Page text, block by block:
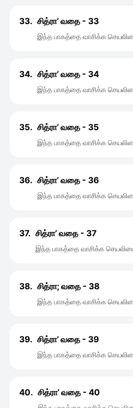
33. சித்ரா’ வதை - 33
இந்த பாகத்தை வாசிக்க
34. சித்ரா’ வதை - 34
இந்த பாகத்தை வாசிக்க
35. சித்ரா’ வதை - 35
இந்த பாகத்தை வாசிக்க
36. சித்ரா’ வதை - 36
இந்த பாகத்தை வாசிக்க
37. சித்ரா’ வதை - 37
இந்த பாகத்தை வாசிக்க
38. சித்ரா; வதை - 38
இந்த பாகத்தை வாசிக்க
39. சித்ரா’ வதை - 39
இந்த பாகத்தை வாசிக்க
40. சித்ரா’ வதை - 40